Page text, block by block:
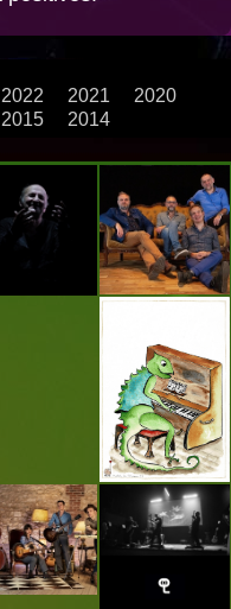
2022 2021
2020
2015 2014